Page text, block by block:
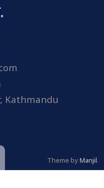
Kathmandu
Theme byManjil.